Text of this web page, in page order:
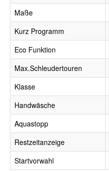
Maße
Kurz Programm
Eco Funktion
Max.Schleudertouren
Klasse
Handwäsche
Aquastopp
Restzeitanzeige
Startvorwahl